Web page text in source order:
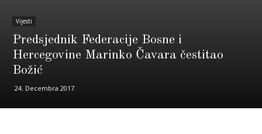
Vijesti
Predsjednik Federacije Bosne i
Hercegovine Marinko Čavara čestitao
Božić
24. Decembra 2017.